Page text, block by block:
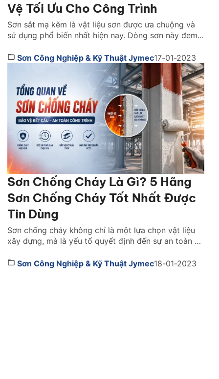
Vệ Tối Ưu Cho Công Trình
Sơn sắt mạ kẽm là vật liệu sơn được ưa chuộng và
sử dụng phổ biến nhất hiện nay. Dòng sơn này đem
mặt sắt thép. Dòng sản phẩm này có đặc điểm gì nổi
bật? Thi công ra sao? Tìm hiểu […]
Sơn Công Nghiệp & Kỹ Thuật Jymec17-01-2023
Sơn Chống Cháy Là Gì? 5 Hãng
Sơn Chống Cháy Tốt Nhất Được
Tin Dùng
Sơn chống cháy không chỉ là một lựa chọn vật liệu
xây dựng, mà là yếu tố quyết định đến sự an toàn và
hỏa hoạn. Vậy lựa sơn chống cháy hãng nào tốt?
Sơn Công Nghiệp & Kỹ Thuật Jymec18-01-2023